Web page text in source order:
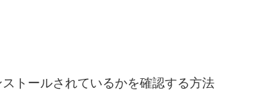
トールされているかを確認する方法